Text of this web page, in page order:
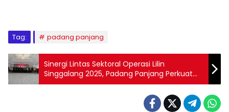
Tag: padang panjang
Sinergi Lintas Sektoral Operasi Lilin
Singgalang 2025, Padang Panjang Perkuat
Kesiapsiagaan Nataru